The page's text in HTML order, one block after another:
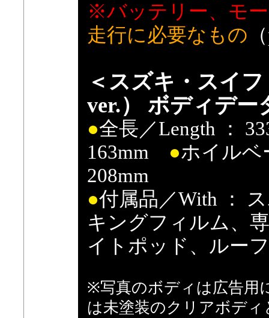
※バッテリー、モ
走行に必要なもの
＜スズキ・スイ
ver.） ボディデー
●全長／Length ：
163mm ●ホイルベ
208mm
●付属品／With ：
キングフィルム、
イトポッド、ルー
※写真のボディは広告用
は未塗装のクリアボデ